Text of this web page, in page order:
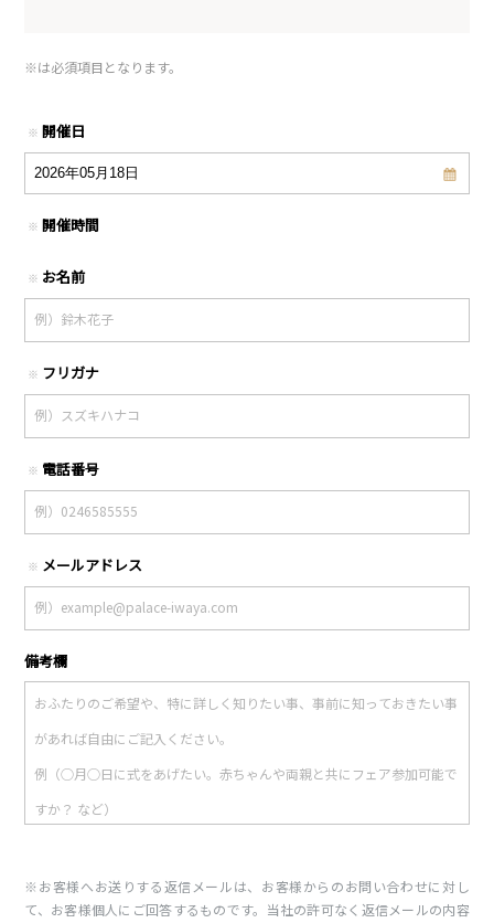
※は必須項目となります。
※ 開催日
※ 開催時間
※ お名前
※ フリガナ
※ 電話番号
※ メールアドレス
備考欄
※お客様へお送りする返信メールは、お客様からのお問い合わせに対し
て、お客様個人にご回答するものです。当社の許可なく返信メールの内容